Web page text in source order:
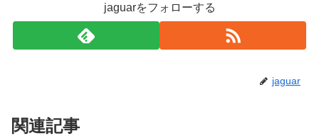
jaguarをフォローする
jaguar
関連記事